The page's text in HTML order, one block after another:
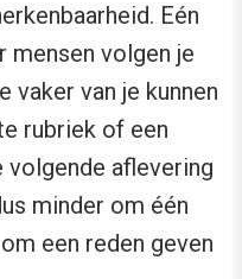
Eén
mensen volgen je
vaker van je kunnen
rubriek of een
volgende aflevering
minder om één
een reden geven